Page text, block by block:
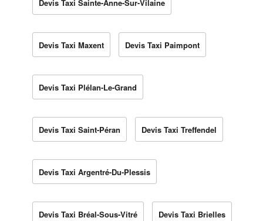
Devis Taxi Sainte-Anne-Sur-Vilaine
Devis Taxi Maxent Devis Taxi Paimpont
Devis Taxi Plélan-Le-Grand
Devis Taxi Saint-Péran Devis Taxi Treffendel
Devis Taxi Argentré-Du-Plessis
Devis Taxi Bréal-Sous-Vitré Devis Taxi Brielles